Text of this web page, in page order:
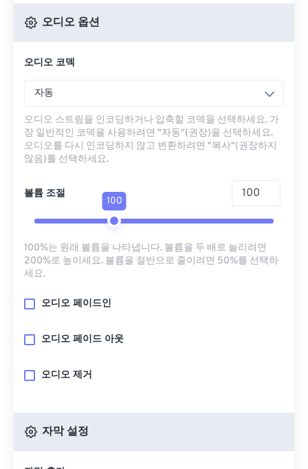
오디오 옵션
오디오 코덱
자동
오디오 스트림을 인코딩하거나 압축할 코덱을 선택하세요. 가
장 일반적인 코덱을 사용하려면 "자동"(권장)을 선택하세요.
오디오를 다시 인코딩하지 않고 변환하려면 "복사"(권장하지
않음)를 선택하세요.
볼륨 조절
100
100%는 원래 볼륨을 나타냅니다. 볼륨을 두 배로 늘리려면
200%로 높이세요. 볼륨을 절반으로 줄이려면 50%를 선택하
세요.
오디오 페이드인
오디오 페이드 아웃
오디오 제거
자막 설정